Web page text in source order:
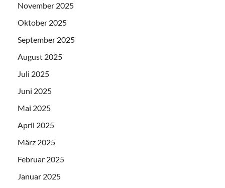
November 2025
Oktober 2025
September 2025
August 2025
Juli 2025
Juni 2025
Mai 2025
April 2025
März 2025
Februar 2025
Januar 2025